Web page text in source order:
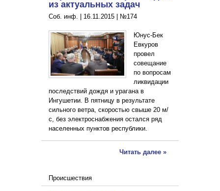
из актуальных задач
Соб. инф. | 16.11.2015 №174
Юнус-Бек
Евкуров
провел
совещание
по вопросам
ликвидации
последствий дождя и урагана в
Ингушетии. В пятницу в результате
сильного ветра, скоростью свыше 20 м/
с, без электроснабжения остался ряд
населенных пунктов республики.
Читать далее »
Происшествия